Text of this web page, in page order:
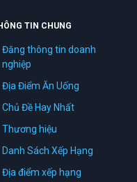
TIN CHUNG
Đăng thông tin doanh
nghiệp
Địa Điểm Ăn Uống
Chủ Đề Hay Nhất
Thương hiệu
Danh Sách Xếp Hạng
Địa điểm xếp hạng